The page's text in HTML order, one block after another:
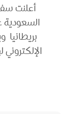
أعلنت
السعودية
بريطانيا